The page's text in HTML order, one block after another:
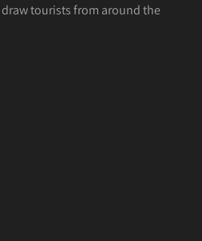
tourists from around the